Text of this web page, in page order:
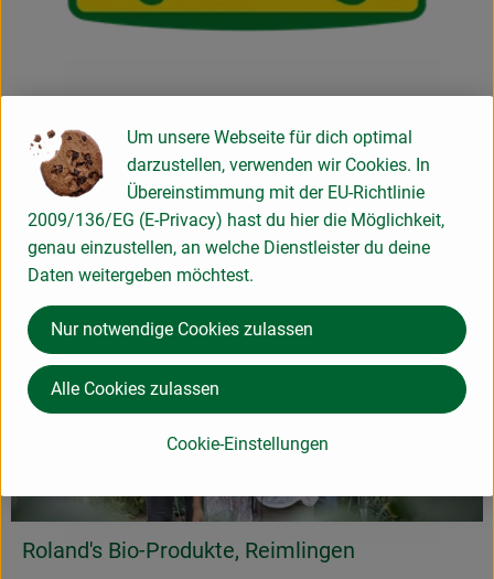
Rapunzel Naturkost, Legau
Naturkost
Roland's Bio-Produkte, Reimlingen
Um unsere Webseite für dich optimal
darzustellen, verwenden wir Cookies. In
Übereinstimmung mit der EU-Richtlinie
2009/136/EG (E-Privacy) hast du hier die Möglichkeit,
genau einzustellen, an welche Dienstleister du deine
Daten weitergeben möchtest.
Cookie-Einstellungen
Nur notwendige Cookies zulassen
Alle Cookies zulassen